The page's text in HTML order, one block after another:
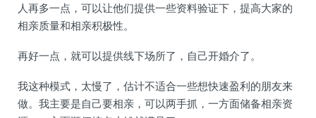
人再多一点，可以让他们提供一些资料验证下，提高大家的
相亲质量和相亲积极性。
再好一点，就可以提供线下场所了，自己开婚介了。
我这种模式，太慢了，估计不适合一些想快速盈利的朋友来
做。我主要是自己要相亲，可以两手抓，一方面储备相亲资